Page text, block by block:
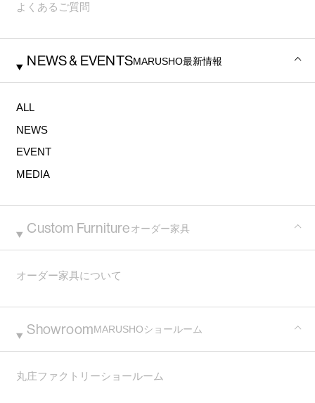
よくあるご質問
NEWS & EVENTSMARUSHO最新情報
ALL
NEWS
EVENT
MEDIA
Custom Furniture オーダー家具
オーダー家具について
Showroom MARUSHO ショールーム
丸庄ファクトリーショールーム